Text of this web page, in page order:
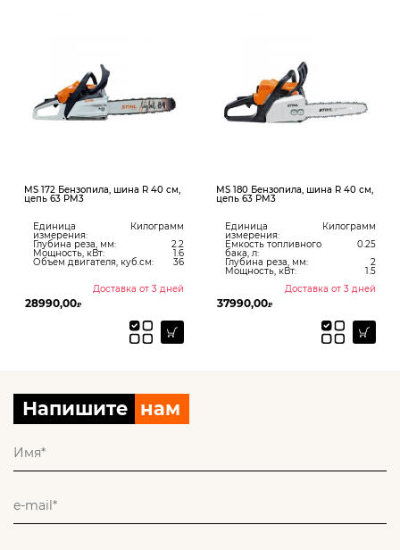
MS 172 Бензопила, шина R 40 см,
цепь 63 PM3
Единица
измерения:
Килограмм
Глубина реза, мм:
2.2
Мощность, кВт: 1.6
Объем двигателя, куб.см: 36
Доставка от 3 дней
28990,00₽
MS 180 Бензопила, шина R 40 см,
цепь 63 PM3
Единица
измерения:
Килограмм
Емкость топливного
бака, л:
0.25
Глубина реза, мм:
2
Мощность, кВт:
1.5
Доставка от 3 дней
37990,00₽
Напишите нам